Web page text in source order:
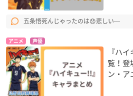
五条悟死んじゃったのは😞悲しい⋯
アニメ 声優
『ハ
覧！登
ン・